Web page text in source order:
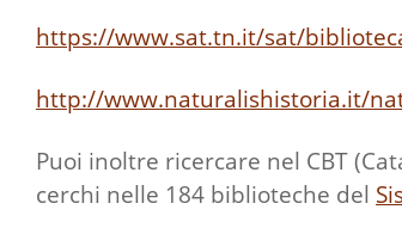
https://www.sat.tn.it/sat/
http://www.naturalishistoria.it/
Puoi inoltre ricercare nel CBT
cerchi nelle 184 biblioteche del